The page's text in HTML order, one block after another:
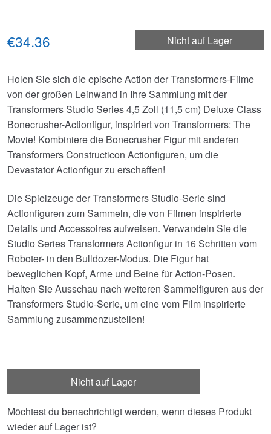
Nicht auf Lager
€34.36
Holen Sie sich die epische Action der Transformers-Filme
von der großen Leinwand in Ihre Sammlung mit der
Transformers Studio Series 4,5 Zoll (11,5 cm) Deluxe Class
Bonecrusher-Actionfigur, inspiriert von Transformers: The
Movie! Kombiniere die Bonecrusher Figur mit anderen
Transformers Constructicon Actionfiguren, um die
Devastator Actionfigur zu erschaffen!
Die Spielzeuge der Transformers Studio-Serie sind
Actionfiguren zum Sammeln, die von Filmen inspirierte
Details und Accessoires aufweisen. Verwandeln Sie die
Studio Series Transformers Actionfigur in 16 Schritten vom
Roboter- in den Bulldozer-Modus. Die Figur hat
beweglichen Kopf, Arme und Beine für Action-Posen.
Halten Sie Ausschau nach weiteren Sammelfiguren aus der
Transformers Studio-Serie, um eine vom Film inspirierte
Sammlung zusammenzustellen!
Nicht auf Lager
Möchtest du benachrichtigt werden, wenn dieses Produkt
wieder auf Lager ist?